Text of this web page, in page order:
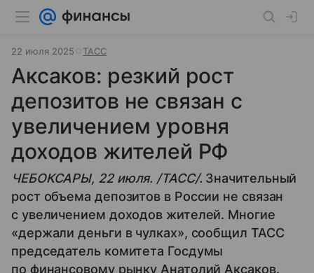
22 июля 2025 ТАСС
Аксаков: резкий рост
депозитов не связан с
увеличением уровня
доходов жителей РФ
ЧЕБОКСАРЫ, 22 июля. /ТАСС/. Значительный
рост объема депозитов в России не связан
с увеличением доходов жителей. Многие
«держали деньги в чулках», сообщил ТАСС
председатель комитета Госдумы
по финансовому рынку Анатолий Аксаков.